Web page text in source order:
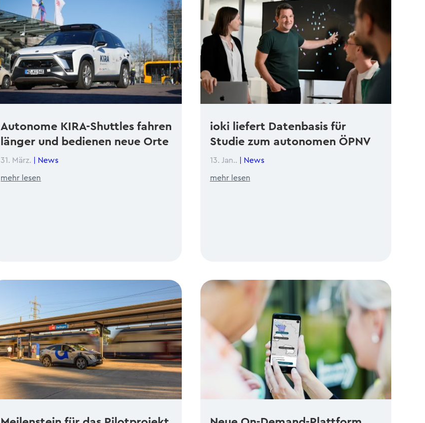
Autonome KIRA-Shuttles fahren
länger und bedienen neue Orte
31. März. News
mehr lesen
ioki liefert Datenbasis für
Studie zum autonomen ÖPNV
13. Jan.. News
mehr lesen